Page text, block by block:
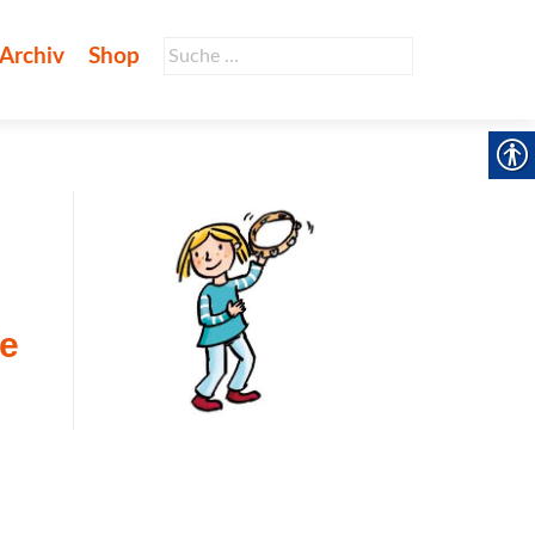
Suche
Archiv Shop